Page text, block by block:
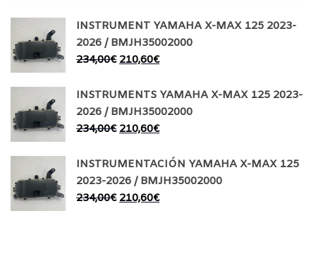
INSTRUMENT YAMAHA X-MAX 125 2023-
2026 / BMJH35002000
234,00€ 210,60€
INSTRUMENTS YAMAHA X-MAX 125 2023-
2026 / BMJH35002000
234,00€ 210,60€
INSTRUMENTACIÓN YAMAHA X-MAX 125
2023-2026 / BMJH35002000
234,00€ 210,60€